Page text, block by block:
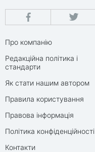
Про компанію
Редакційна політика і
стандарти
Як стати нашим автором
Правила користування
Правова інформація
Політика конфіденційності
Контакти